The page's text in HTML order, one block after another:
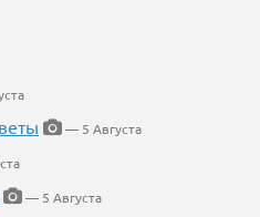
— 5 Августа
— 5 Августа